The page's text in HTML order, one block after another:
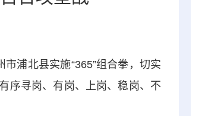
浦北县实施“365”组合拳，切实
序寻岗、有岗、上岗、稳岗、不